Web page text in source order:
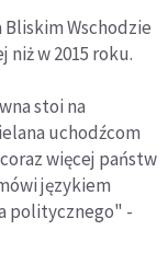
Wschodzie
niż w 2015 roku.
stoi na
uchodźcom
więcej państw
językiem
politycznego" -